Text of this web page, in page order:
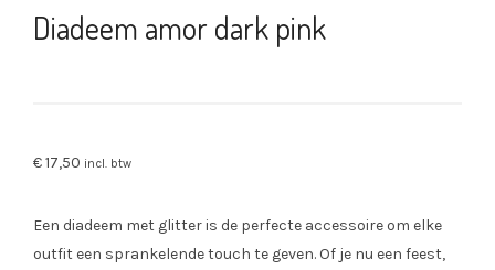
Diadeem amor dark pink
€17,50 incl. btw
Een diadeem met glitter is de perfecte accessoire om elke
outfit een sprankelende touch te geven. Of je nu een feest,